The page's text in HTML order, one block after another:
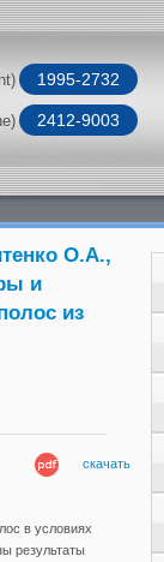
1995-2732
2412-9003
О.А.,
и
из
скачать
в условиях
результаты